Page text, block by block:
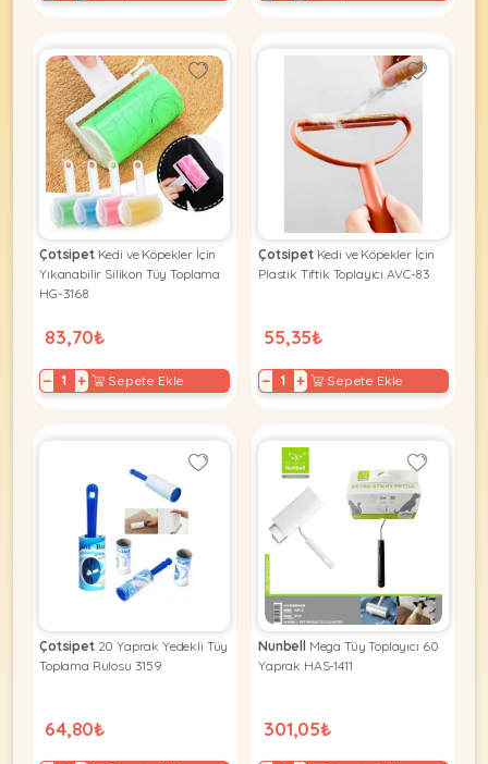
ÇotsipetKedi ve Köpekler İçin
Yıkanabilir Silikon Tüy Toplama
HG-3168
83,70₺
− + Sepete Ekle
ÇotsipetKedi ve Köpekler İçin
Plastik Tiftik Toplayıcı AVC-83
55,35₺
− + Sepete Ekle
Çotsipet20 Yaprak Yedekli Tüy
Toplama Rulosu 3159
64,80₺
Nunbell
Mega Tüy Toplayıcı 60
Yaprak HAS-1411
301,05₺